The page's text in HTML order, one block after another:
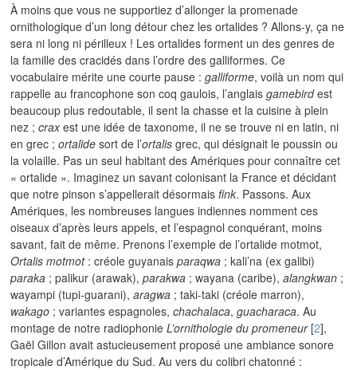
À moins que vous ne supportiez d’allonger la promenade
ornithologique d’un long détour chez les ortalides ? Allons-y, ça ne
sera ni long ni périlleux ! Les ortalides forment un des genres de
la famille des cracidés dans l’ordre des galliformes. Ce
vocabulaire mérite une courte pause :galliforme, voilà un nom qui
rappelle au francophone son coq gaulois, l’anglaisgamebirdest
beaucoup plus redoutable, il sent la chasse et la cuisine à plein
nez ;craxest une idée de taxonome, il ne se trouve ni en latin, ni
en grec ;ortalide sort de l’ortalis grec, qui désignait le poussin ou
la volaille. Pas un seul habitant des Amériques pour connaître cet
« ortalide ». Imaginez un savant colonisant la France et décidant
que notre pinson s’appellerait désormaisfink. Passons. Aux
Amériques, les nombreuses langues indiennes nomment ces
oiseaux d’après leurs appels, et l’espagnol conquérant, moins
savant, fait de même. Prenons l’exemple de l’ortalide motmot,
Ortalis motmot: créole guyanaisparaqwa ; kali’na (ex galibi)
paraka ; palikur (arawak),parakwa ; wayana (caribe),alangkwan ;
wayampi (tupi-guarani),aragwa ; taki-taki (créole marron),
wakago ; variantes espagnoles,chachalaca,guacharaca. Au
montage de notre radiophonieL’ornithologie du promeneur[2],
Gaël Gillon avait astucieusement proposé une ambiance sonore
tropicale d’Amérique du Sud. Au vers du colibri chatonné :